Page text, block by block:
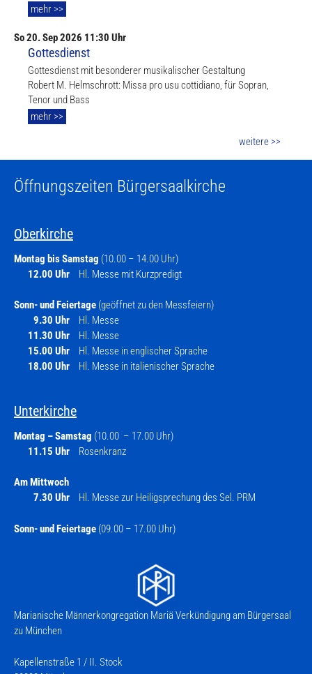
mehr >>
So20. Sep2026 11:30 Uhr
Gottesdienst
Gottesdienst mit besonderer musikalischer Gestaltung
Robert M. Helmschrott: Missa pro usu cottidiano, für Sopran,
Tenor und Bass
mehr >>
weitere >>
Öffnungszeiten Bürgersaalkirche
Oberkirche
Montag bis Samstag (10.00 – 14.00 Uhr)
12.00 Uhr
Hl. Messe mit Kurzpredigt
Sonn- und Feiertage (geöffnet zu den Messfeiern)
9.30 Uhr
Hl. Messe
11.30 Uhr
Hl. Messe
15.00 Uhr
Hl. Messe in englischer Sprache
18.00 Uhr
Hl. Messe in italienischer Sprache
Unterkirche
Montag – Samstag (10.00 – 17.00 Uhr)
11.15 Uhr
Rosenkranz
Am Mittwoch
7.30 Uhr
Hl. Messe zur Heiligsprechung des Sel. PRM
Sonn- und Feiertage (09.00 – 17.00 Uhr)
Marianische Männerkongregation Mariä Verkündigung am Bürgersaal
zu München
Kapellenstraße 1 / II. Stock